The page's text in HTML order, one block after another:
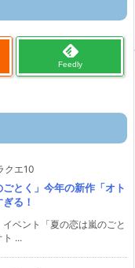
Feedly
クエ10
とく」今年の新作「オト
る！
ベント「夏の恋は嵐のごと
ト ...